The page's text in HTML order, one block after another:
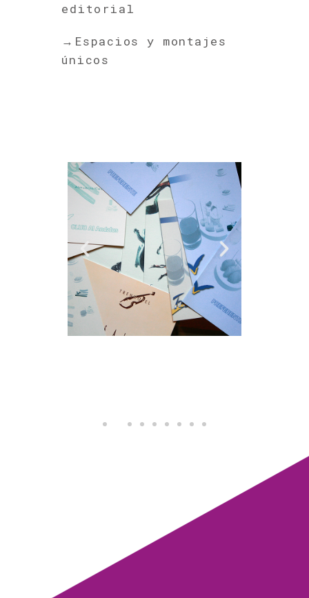
editorial
→Espacios y montajes
únicos